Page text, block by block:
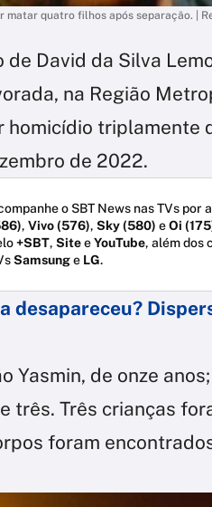
matar quatro filhos após separação. |
de David da Silva
na Região
homicídio
de 2022.
o SBT News nas TVs por
, Vivo (576), Sky (580) eOi
+SBT, SiteeYouTube, além dos
Samsunge LG.
desapareceu?
Yasmin, de onze
três. Três crianças
foram